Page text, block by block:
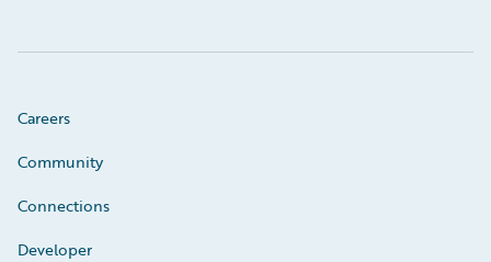
Careers
Community
Connections
Developer